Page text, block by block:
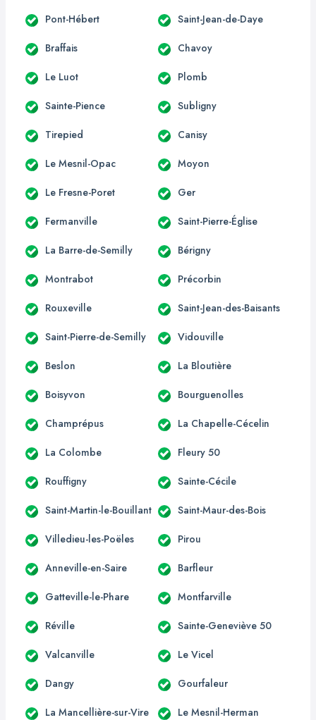
Pont-Hébert Saint-Jean-de-Daye
Braffais Chavoy
Le Luot Plomb
Sainte-Pience Subligny
Tirepied Canisy
Le Mesnil-Opac Moyon
Le Fresne-Poret Ger
Fermanville Saint-Pierre-Église
La Barre-de-Semilly Bérigny
Montrabot Précorbin
Rouxeville Saint-Jean-des-Baisants
Saint-Pierre-de-Semilly Vidouville
Beslon La Bloutière
Boisyvon Bourguenolles
Champrépus La Chapelle-Cécelin
La Colombe Fleury 50
Rouffigny Sainte-Cécile
Saint-Martin-le-Bouillant Saint-Maur-des-Bois
Villedieu-les-Poëles Pirou
Anneville-en-Saire Barfleur
Gatteville-le-Phare Montfarville
Réville Sainte-Geneviève 50
Valcanville Le Vicel
Dangy Gourfaleur
La Mancellière-sur-Vire Le Mesnil-Herman